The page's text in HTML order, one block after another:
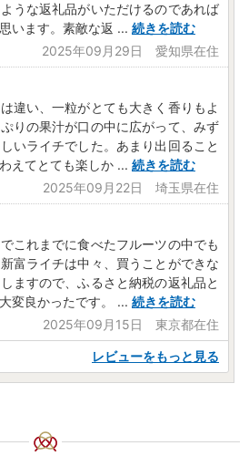
ふるまど』にてオンライン申請を
でオンライン申請（マイナンバーカ
となります）
リ「IAM」』をダウンロード
納税総合窓口「ふるまど」』にアク
カード作成時にご自身で設定した
をかざし、完了ボタンを押
合わせ先・送付先◇◆
ート室
土日祝日・年末年始は休みとなりま
うな返礼品がいただけるのであれば
います。素敵な返 ... 続きを読む
2025年09月29日 愛知県在住
違い、一粒がとても大きく香りもよ
りの果汁が口の中に広がって、みず
いライチでした。あまり出回ること
えてとても楽しか ... 続きを読む
2025年09月22日 埼玉県在住
これまでに食べたフルーツの中でも
富ライチは中々、買うことができな
ますので、ふるさと納税の返礼品と
変良かったです。
... 続きを読む
2025年09月15日 東京都在住
レビューをもっと見る